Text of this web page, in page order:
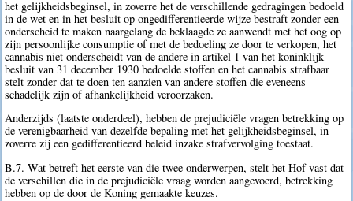
het gelijkheidsbeginsel, in zoverre het de verschillende gedragingen bedoeld
in de wet en in het besluit op ongedifferentieerde wijze bestraft zonder een
onderscheid te maken naargelang de beklaagde ze aanwendt met het oog op
zijn persoonlijke consumptie of met de bedoeling ze door te verkopen, het
cannabis niet onderscheidt van de andere in artikel 1 van het koninklijk
besluit van 31 december 1930 bedoelde stoffen en het cannabis strafbaar
stelt zonder dat te doen ten aanzien van andere stoffen die eveneens
schadelijk zijn of afhankelijkheid veroorzaken.
Anderzijds (laatste onderdeel), hebben de prejudiciële vragen betrekking op
de verenigbaarheid van dezelfde bepaling met het gelijkheidsbeginsel, in
zoverre zij een gedifferentieerd beleid inzake strafvervolging toestaat.
B.7. Wat betreft het eerste van die twee onderwerpen, stelt het Hof vast dat
de verschillen die in de prejudiciële vraag worden aangevoerd, betrekking
hebben op de door de Koning gemaakte keuzes.